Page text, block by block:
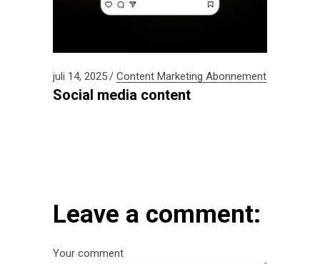
juli 14, 2025 Content Marketing Abonnement
Social media content
Leave a comment: